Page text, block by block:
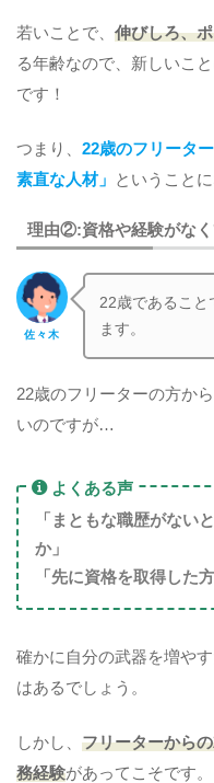
若いことで、 伸びしろ、
る年齢なので、新しいこ
です！
つまり、 22歳のフリータ
素直な人材」
ということ
理由②:資格や経験がな
佐々木
22歳であること
ます。
22歳のフリーターの方か
いのですが…
よくある声
「まともな職歴がない
か」
「先に資格を取得した
確かに自分の武器を増や
はあるでしょう。
しかし、 フリーターから
務経験があってこそです。